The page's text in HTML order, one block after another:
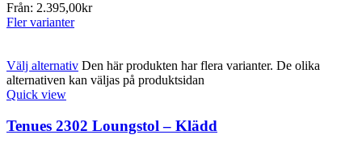
Från: 2.395,00kr
Fler varianter
Välj alternativ Den här produkten har flera varianter. De olika
alternativen kan väljas på produktsidan
Quick view
Tenues 2302 Loungstol – Klädd